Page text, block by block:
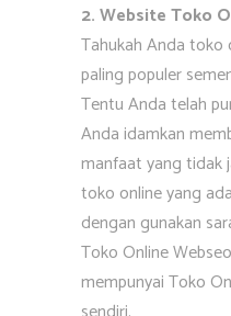
2. Website Toko
Tahukah Anda toko
paling populer
Tentu Anda telah
Anda idamkan
manfaat yang tidak
toko online yang
dengan gunakan
Toko Online
mempunyai Toko